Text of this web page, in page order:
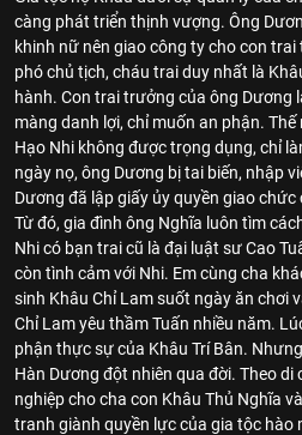
càng phát triển thịnh vượng. Ông
khinh nữ nên giao công ty cho con
phó chủ tịch, cháu trai duy nhất là
hành. Con trai trưởng của ông Dương
màng danh lợi, chỉ muốn an phận. Thế
Hạo Nhi không được trọng dụng, chỉ
ngày nọ, ông Dương bị tai biến, nhập
Dương đã lập giấy ủy quyền giao
Từ đó, gia đình ông Nghĩa luôn tìm
Nhi có bạn trai cũ là đại luật sư Cao
còn tình cảm với Nhi. Em cùng cha
sinh Khâu Chỉ Lam suốt ngày ăn chơi
Chỉ Lam yêu thầm Tuấn nhiều năm.
phận thực sự của Khâu Trí Bân.
Hàn Dương đột nhiên qua đời. Theo di
nghiệp cho cha con Khâu Thủ Nghĩa
tranh giành quyền lực của gia tộc hào